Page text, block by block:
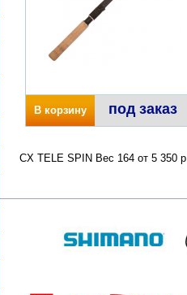
В корзину под заказ
CX TELE SPIN Вес 164 от 5 350